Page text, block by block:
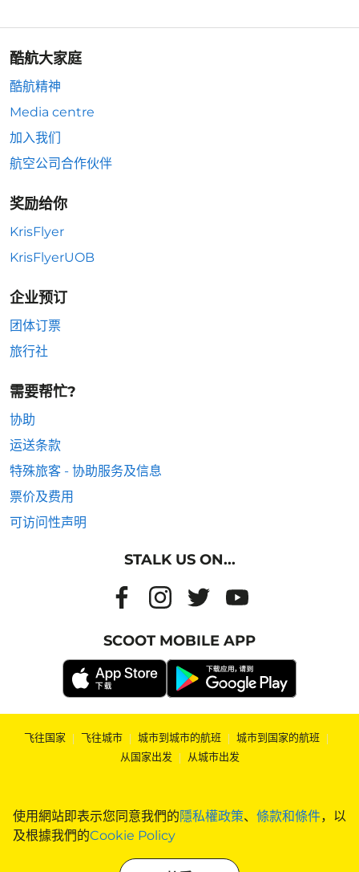
使用網站即表示您同意我們的隱私權政策、 條款和條件，以
及根據我們的Cookie Policy
酷航大家庭
酷航精神
Media centre
加入我们
航空公司合作伙伴
奖励给你
KrisFlyer
KrisFlyerUOB
企业预订
团体订票
旅行社
需要帮忙?
协助
运送条款
特殊旅客 - 协助服务及信息
票价及费用
可访问性声明
STALK US ON...
SCOOT MOBILE APP
飞往国家 | 飞往城市 | 城市到城市的航班 | 城市到国家的航班 |
从国家出发 | 从城市出发